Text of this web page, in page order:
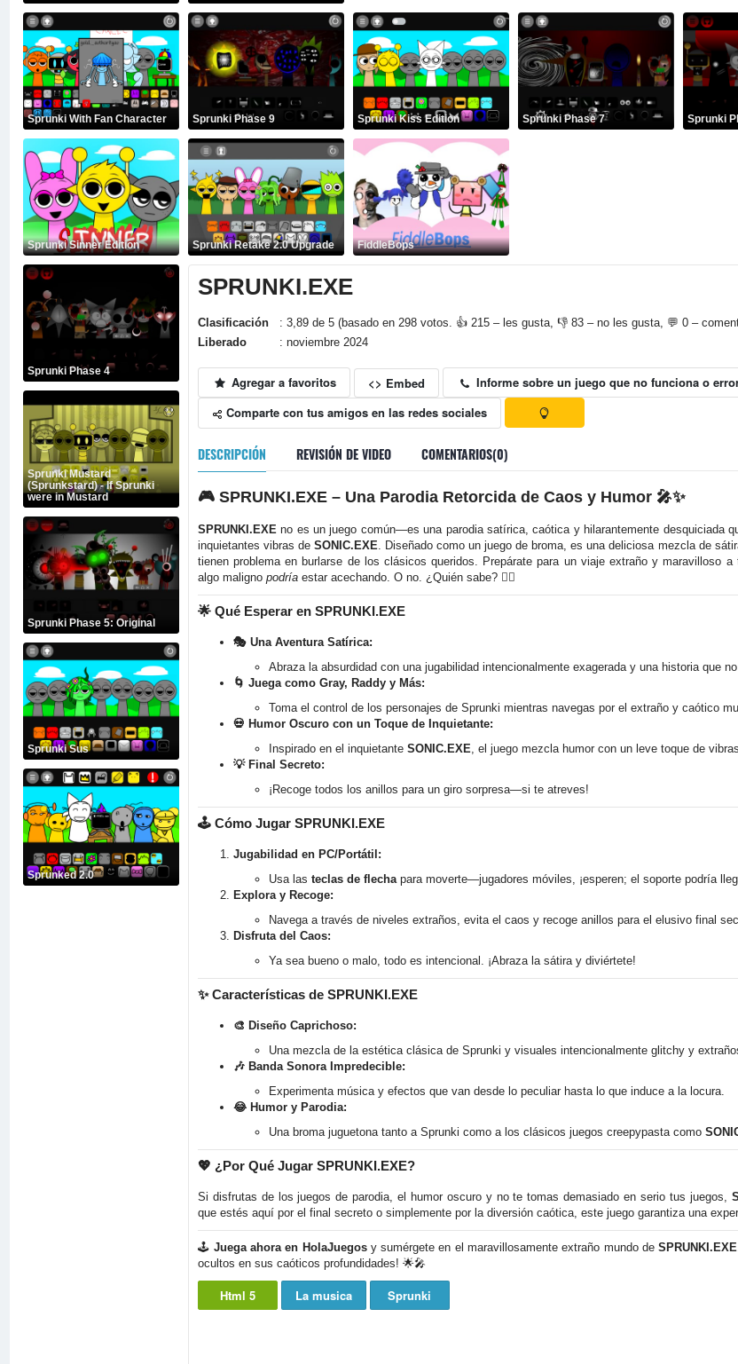
Sprunki With Fan Character
Sprunki Sinner Edition
Sprunki Phase 4
Sprunki Mustard
(Sprunkstard) - If Sprunki
were in Mustard
Sprunki Phase 5: Original
Sprunki Sus
Sprunked 2.0
Sprunki Phase 9 Sprunki Kiss Edition Sprunki Phase 7 Sprunki
Sprunki Retake 2.0 Upgrade FiddleBops
SPRUNKI.EXE
Clasificación
: 3,89 de 5 (basado en 298 votos. 👍 215 – les gusta, 👎 83 – no les gusta, 💬 0 –
Liberado
: noviembre 2024
Agregar a favoritos <> Embed
Informe sobre un juego que no funciona o
Comparte con tus amigos en las redes sociales
DESCRIPCIÓN REVISIÓN DE VIDEO COMENTARIOS(0)
🎮 SPRUNKI.EXE – Una Parodia Retorcida de Caos y Humor🎤✨
SPRUNKI.EXE no es un juego común—es una parodia satírica, caótica y hilarantemente desquiciada
inquietantes vibras deSONIC.EXE . Diseñado como un juego de broma, es una deliciosa mezcla de
tienen problema en burlarse de los clásicos queridos. Prepárate para un viaje extraño y maravilloso a
algo maligno podríaestar acechando. O no. ¿Quién sabe? 🤷‍♂️
🌟 Qué Esperar en SPRUNKI.EXE
🎭 Una Aventura Satírica:
Abraza la absurdidad con una jugabilidad intencionalmente exagerada y una historia que
🌀 Juega como Gray, Raddy y Más:
Toma el control de los personajes de Sprunki mientras navegas por el extraño y caótico
💀 Humor Oscuro con un Toque de Inquietante:
Inspirado en el inquietante SONIC.EXE , el juego mezcla humor con un leve toque de
💡 Final Secreto:
¡Recoge todos los anillos para un giro sorpresa—si te atreves!
🕹️ Cómo Jugar SPRUNKI.EXE
Jugabilidad en PC/Portátil:
Usa las teclas de flechapara moverte—jugadores móviles, ¡esperen; el soporte podría
Explora y Recoge:
Navega a través de niveles extraños, evita el caos y recoge anillos para el elusivo final
Disfruta del Caos:
Ya sea bueno o malo, todo es intencional. ¡Abraza la sátira y diviértete!
✨Características de SPRUNKI.EXE
🎨 Diseño Caprichoso:
Una mezcla de la estética clásica de Sprunki y visuales intencionalmente glitchy y
🎶 Banda Sonora Impredecible:
Experimenta música y efectos que van desde lo peculiar hasta lo que induce a la locura.
😂 Humor y Parodia:
Una broma juguetona tanto a Sprunki como a los clásicos juegos creepypasta como
💖 ¿Por Qué Jugar SPRUNKI.EXE?
Si disfrutas de los juegos de parodia, el humor oscuro y no te tomas demasiado en serio tus juegos,
que estés aquí por el final secreto o simplemente por la diversión caótica, este juego garantiza una
🕹️ Juega ahora en HolaJuegosy sumérgete en el maravillosamente extraño mundo deSPRUNKI.EXE
ocultos en sus caóticos profundidades! 🌟🎤
Html 5 La musica Sprunki